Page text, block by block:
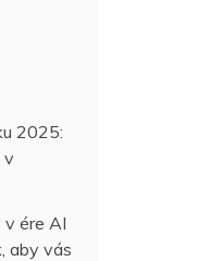
2025:
v
ére AI
aby vás